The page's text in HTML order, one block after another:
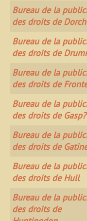
Bureau de la
des droits de
Bureau de la
des droits de
Bureau de la
des droits de
Bureau de la
des droits de Gasp?
Bureau de la
des droits de
Bureau de la
des droits de Hull
Bureau de la
des droits de